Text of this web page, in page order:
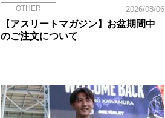
OTHER 2026/08/06
【アスリートマガジン】お盆期間中
のご注文について